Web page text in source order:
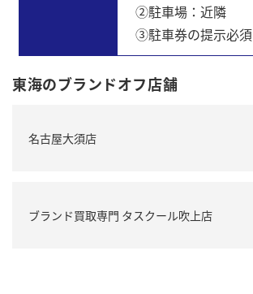
➁駐車場：近隣
③駐車券の提示必須
東海のブランドオフ店舗
名古屋大須店
ブランド買取専門 タスクール吹上店